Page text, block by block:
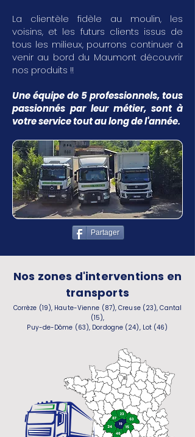
La clientèle fidèle au moulin, les
voisins, et les futurs clients issus de
tous les milieux, pourrons continuer à
venir au bord du Maumont découvrir
nos produits !!
Une équipe de 5 professionnels, tous
passionnés par leur métier, sont à
votre service tout au long de l'année.
Partager
Nos zones d'interventions en
transports
Corrèze (19), Haute-Vienne (87), Creuse (23), Cantal
(15),
Puy-de-Dôme (63), Dordogne (24), Lot (46)